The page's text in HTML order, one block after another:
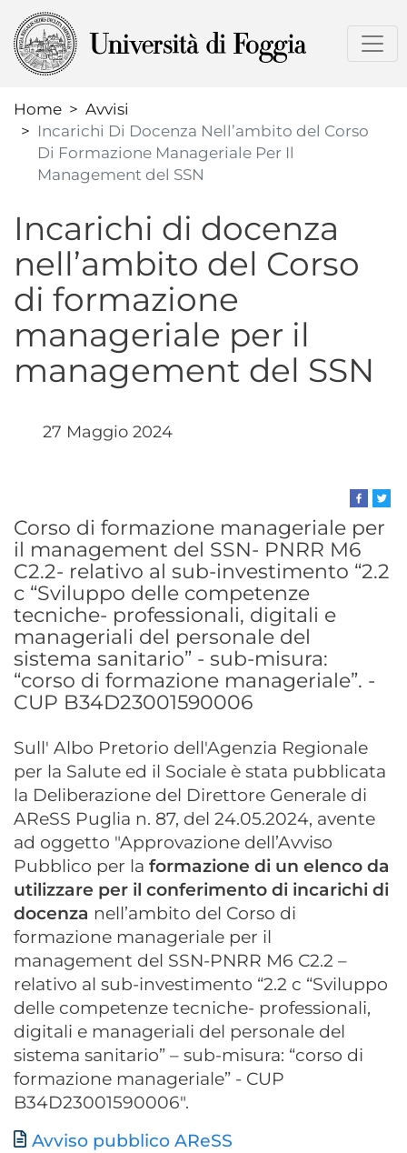
al
contenuto
Home
Avvisi
Incarichi Di Docenza Nell’ambito del Corso
Di Formazione Manageriale Per Il
Management del SSN
Incarichi di docenza
nell’ambito del Corso
di formazione
manageriale per il
management del SSN
27 Maggio 2024
Corso di formazione manageriale per
il management del SSN- PNRR M6
C2.2- relativo al sub-investimento “2.2
c “Sviluppo delle competenze
tecniche- professionali, digitali e
manageriali del personale del
sistema sanitario” - sub-misura:
“corso di formazione manageriale”. -
CUP B34D23001590006
Sull' Albo Pretorio dell'Agenzia Regionale
per la Salute ed il Sociale è stata pubblicata
la Deliberazione del Direttore Generale di
AReSS Puglia n. 87, del 24.05.2024, avente
ad oggetto "Approvazione dell’Avviso
Pubblico per la formazione di un elenco da
utilizzare per il conferimento di incarichi di
docenza nell’ambito del Corso di
formazione manageriale per il
management del SSN-PNRR M6 C2.2 –
relativo al sub-investimento “2.2 c “Sviluppo
delle competenze tecniche- professionali,
digitali e manageriali del personale del
sistema sanitario” – sub-misura: “corso di
formazione manageriale” - CUP
B34D23001590006".
Documento
Avviso pubblico AReSS